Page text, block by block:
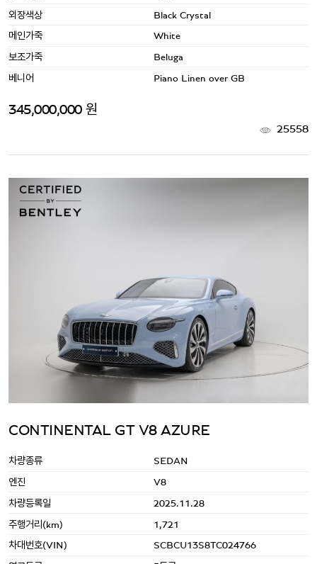
외장색상 Black Crystal
메인가죽 White
보조가죽 Beluga
베니어 Piano Linen over GB
345,000,000 원
25558
CONTINENTAL GT V8 AZURE
차량종류 SEDAN
엔진 V8
차량등록일 2025.11.28
주행거리(km) 1,721
차대번호(VIN) SCBCU13S8TC024766